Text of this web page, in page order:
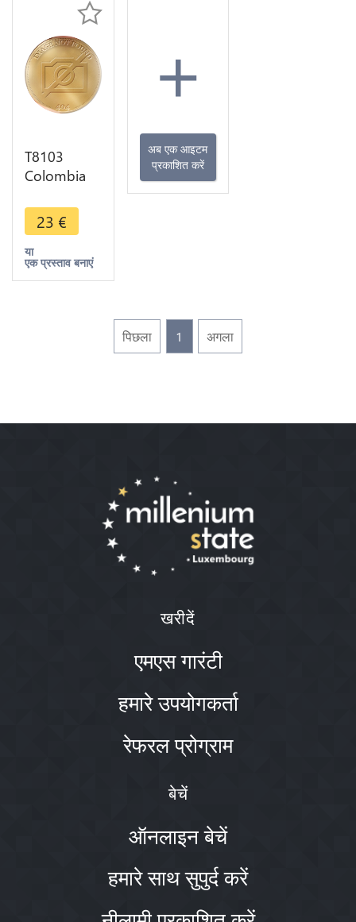
T8103
Colombia
Centavos
1932 M
Argent
Silver -> M
23 €
या
एक प्रस्ताव बनाएं
+
अब एक आइटम
प्रकाशित करें
पिछला 1 अगला
खरीदें
एमएस गारंटी
हमारे उपयोगकर्ता
रेफरल प्रोग्राम
बेचें
ऑनलाइन बेचें
हमारे साथ सुपुर्द करें